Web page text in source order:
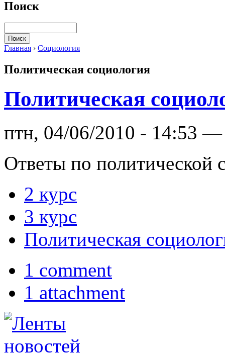
Поиск
Главная › Социология
Политическая социология
Политическая
птн, 04/06/2010 - 14:53
Ответы по политической
2 курс
3 курс
Политическая
1 comment
1 attachment